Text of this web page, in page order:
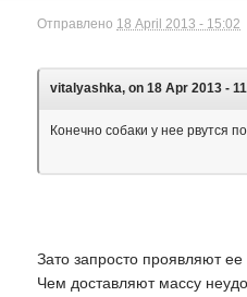
Отправлено 18 April 2013 - 15:02
vitalyashka, on 18 Apr 2013 -
Конечно собаки у нее рвутся
Зато запросто проявляют
Чем доставляют массу